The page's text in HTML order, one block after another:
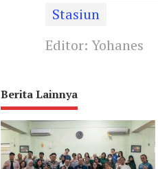
Stasiun
Editor: Yohanes
Berita Lainnya